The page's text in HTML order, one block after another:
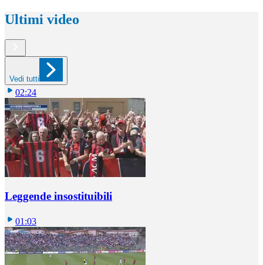
Ultimi video
Vedi tutti
02:24
Leggende insostituibili
01:03